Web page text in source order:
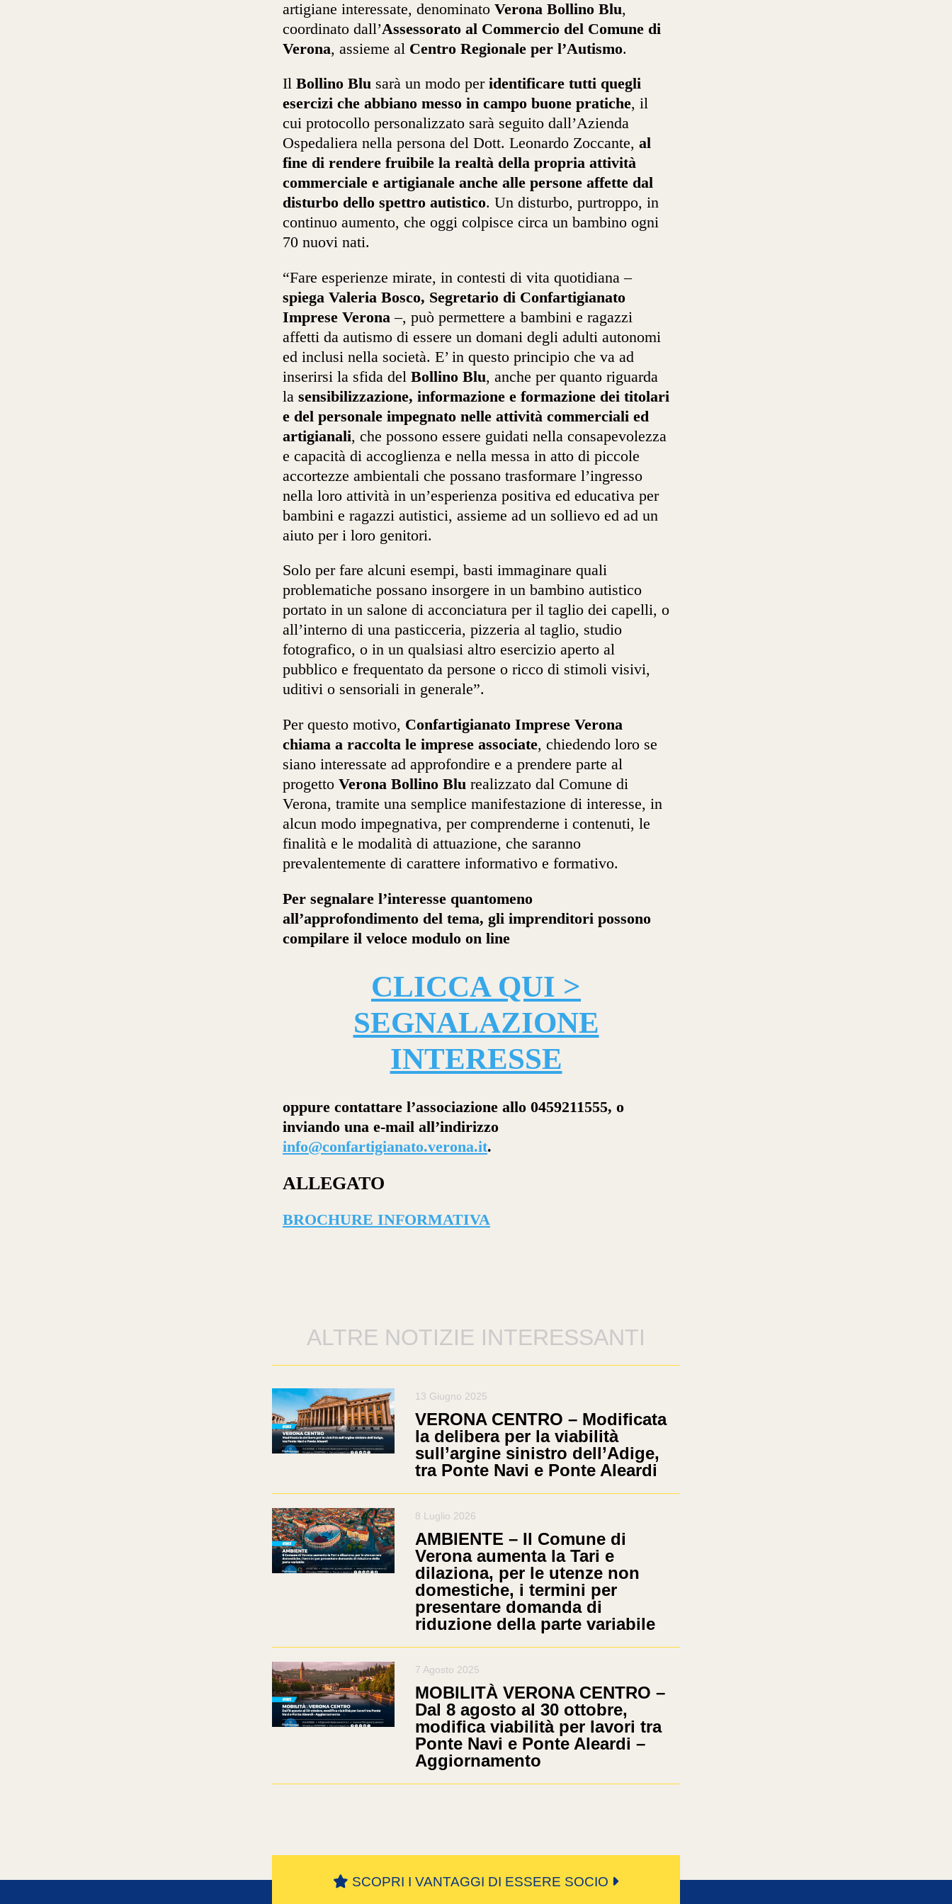
artigiane interessate, denominato Verona Bollino Blu,
coordinato dall’Assessorato al Commercio del Comune di
Verona, assieme al Centro Regionale per l’Autismo.
Il Bollino Blu sarà un modo per identificare tutti quegli
esercizi che abbiano messo in campo buone pratiche, il
cui protocollo personalizzato sarà seguito dall’Azienda
Ospedaliera nella persona del Dott. Leonardo Zoccante, al
fine di rendere fruibile la realtà della propria attività
commerciale e artigianale anche alle persone affette dal
disturbo dello spettro autistico. Un disturbo, purtroppo, in
continuo aumento, che oggi colpisce circa un bambino ogni
70 nuovi nati.
“Fare esperienze mirate, in contesti di vita quotidiana –
spiega Valeria Bosco, Segretario di Confartigianato
Imprese Verona –, può permettere a bambini e ragazzi
affetti da autismo di essere un domani degli adulti autonomi
ed inclusi nella società. E’ in questo principio che va ad
inserirsi la sfida del Bollino Blu, anche per quanto riguarda
la sensibilizzazione, informazione e formazione dei titolari
e del personale impegnato nelle attività commerciali ed
artigianali, che possono essere guidati nella consapevolezza
e capacità di accoglienza e nella messa in atto di piccole
accortezze ambientali che possano trasformare l’ingresso
nella loro attività in un’esperienza positiva ed educativa per
bambini e ragazzi autistici, assieme ad un sollievo ed ad un
aiuto per i loro genitori.
Solo per fare alcuni esempi, basti immaginare quali
problematiche possano insorgere in un bambino autistico
portato in un salone di acconciatura per il taglio dei capelli, o
all’interno di una pasticceria, pizzeria al taglio, studio
fotografico, o in un qualsiasi altro esercizio aperto al
pubblico e frequentato da persone o ricco di stimoli visivi,
uditivi o sensoriali in generale”.
Per questo motivo, Confartigianato Imprese Verona
chiama a raccolta le imprese associate, chiedendo loro se
siano interessate ad approfondire e a prendere parte al
progetto Verona Bollino Blu realizzato dal Comune di
Verona, tramite una semplice manifestazione di interesse, in
alcun modo impegnativa, per comprenderne i contenuti, le
finalità e le modalità di attuazione, che saranno
prevalentemente di carattere informativo e formativo.
Per segnalare l’interesse quantomeno
all’approfondimento del tema, gli imprenditori possono
compilare il veloce modulo on line
CLICCA QUI >
SEGNALAZIONE
INTERESSE
oppure contattare l’associazione allo 0459211555, o
inviando una e-mail all’indirizzo
info@confartigianato.verona.it.
ALLEGATO
BROCHURE INFORMATIVA
ALTRE NOTIZIE INTERESSANTI
13 Giugno 2025
VERONA CENTRO – Modificata
la delibera per la viabilità
sull’argine sinistro dell’Adige,
tra Ponte Navi e Ponte Aleardi
8 Luglio 2026
AMBIENTE – Il Comune di
Verona aumenta la Tari e
dilaziona, per le utenze non
domestiche, i termini per
presentare domanda di
riduzione della parte variabile
7 Agosto 2025
MOBILITÀ VERONA CENTRO –
Dal 8 agosto al 30 ottobre,
modifica viabilità per lavori tra
Ponte Navi e Ponte Aleardi –
Aggiornamento
SCOPRI I VANTAGGI DI ESSERE SOCIO